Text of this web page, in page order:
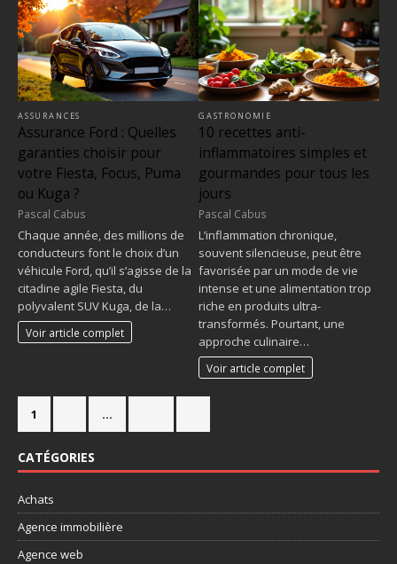
ASSURANCES
Assurance Ford : Quelles
garanties choisir pour
votre Fiesta, Focus, Puma
ou Kuga ?
Pascal Cabus
Chaque année, des millions de
conducteurs font le choix d’un
véhicule Ford, qu’il s’agisse de la
citadine agile Fiesta, du
polyvalent SUV Kuga, de la…
Voir article complet
GASTRONOMIE
10 recettes anti-
inflammatoires simples et
gourmandes pour tous les
jours
Pascal Cabus
L’inflammation chronique,
souvent silencieuse, peut être
favorisée par un mode de vie
intense et une alimentation trop
riche en produits ultra-
transformés. Pourtant, une
approche culinaire…
Voir article complet
1 …
CATÉGORIES
Achats
Agence immobilière
Agence web